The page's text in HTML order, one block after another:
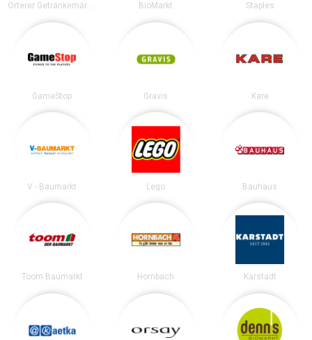
Orterer Getränkemärkte BioMarkt Staples
GameStop Gravis Kare
V - Baumarkt Lego Bauhaus
Toom Baumarkt Hornbach Karstadt